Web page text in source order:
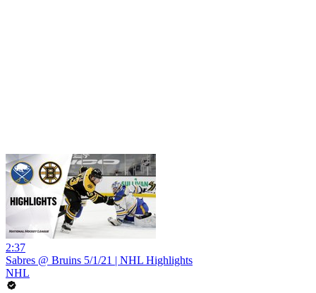
2:37
Sabres @ Bruins 5/1/21 | NHL Highlights
NHL